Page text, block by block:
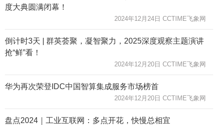
度大典圆满闭幕！
2024年12月24日 CCTIME飞象网
倒计时3天 | 群英荟聚，凝智聚力，2025深度观察主题演讲
抢“鲜”看！
2024年12月20日 CCTIME飞象网
华为再次荣登IDC中国智算集成服务市场榜首
2024年12月20日 CCTIME飞象网
盘点2024｜工业互联网：多点开花，快慢总相宜